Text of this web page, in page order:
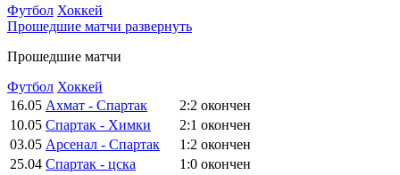
Футбол Хоккей
Прошедшие матчи развернуть
Прошедшие матчи
Футбол Хоккей
16.05 Ахмат - Спартак 2:2 окончен
10.05 Спартак - Химки 2:1 окончен
03.05 Арсенал - Спартак 1:2 окончен
25.04 Спартак - цска 1:0 окончен